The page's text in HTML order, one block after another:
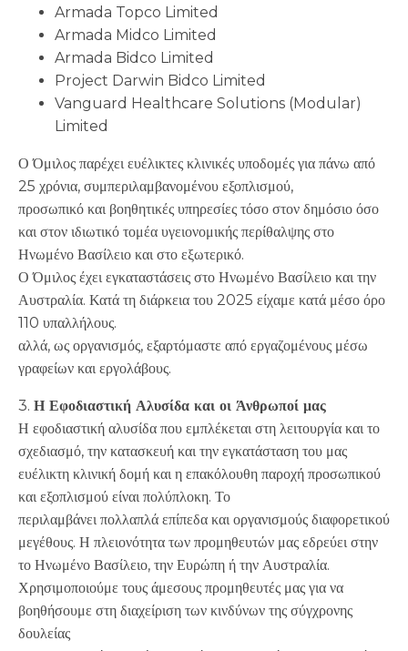
Armada Topco Limited
Armada Midco Limited
Armada Bidco Limited
Project Darwin Bidco Limited
Vanguard Healthcare Solutions (Modular)
Limited
Ο Όμιλος παρέχει ευέλικτες κλινικές υποδομές για πάνω από
25 χρόνια, συμπεριλαμβανομένου εξοπλισμού,
προσωπικό και βοηθητικές υπηρεσίες τόσο στον δημόσιο όσο
και στον ιδιωτικό τομέα υγειονομικής περίθαλψης στο
Ηνωμένο Βασίλειο και στο εξωτερικό.
Ο Όμιλος έχει εγκαταστάσεις στο Ηνωμένο Βασίλειο και την
Αυστραλία. Κατά τη διάρκεια του 2025 είχαμε κατά μέσο όρο
110 υπαλλήλους.
αλλά, ως οργανισμός, εξαρτόμαστε από εργαζομένους μέσω
γραφείων και εργολάβους.
3. Η Εφοδιαστική Αλυσίδα και οι Άνθρωποί μας
Η εφοδιαστική αλυσίδα που εμπλέκεται στη λειτουργία και το
σχεδιασμό, την κατασκευή και την εγκατάσταση του μας
ευέλικτη κλινική δομή και η επακόλουθη παροχή προσωπικού
και εξοπλισμού είναι πολύπλοκη. Το
περιλαμβάνει πολλαπλά επίπεδα και οργανισμούς διαφορετικού
μεγέθους. Η πλειονότητα των προμηθευτών μας εδρεύει στην
το Ηνωμένο Βασίλειο, την Ευρώπη ή την Αυστραλία.
Χρησιμοποιούμε τους άμεσους προμηθευτές μας για να
βοηθήσουμε στη διαχείριση των κινδύνων της σύγχρονης
δουλείας